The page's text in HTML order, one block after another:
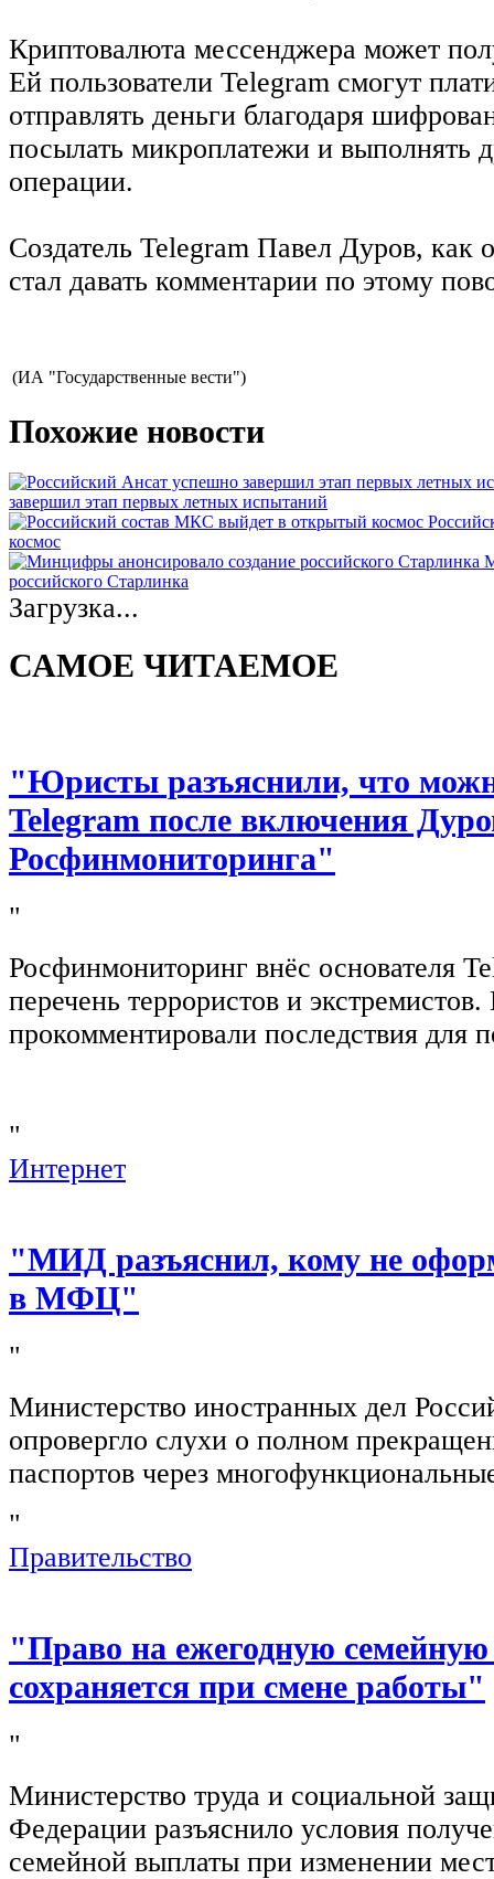
Криптовалюта мессенджера может
Ей пользователи Telegram смогут
отправлять деньги благодаря
посылать микроплатежи и выполнять
операции.
Создатель Telegram Павел Дуров, как
стал давать комментарии по этому
(ИА "Государственные вести")
Похожие новости
завершил этап первых летных испытаний
космос
российского Старлинка
Загрузка...
САМОЕ ЧИТАЕМОЕ
"Юристы разъяснили, что
Telegram после включения
Росфинмониторинга"
"
Росфинмониторинг внёс основателя
перечень террористов и
прокомментировали последствия для
"
Интернет
"МИД разъяснил, кому не
в МФЦ"
"
Министерство иностранных дел
опровергло слухи о полном
паспортов через
"
Правительство
"Право на ежегодную
сохраняется при смене работы"
"
Министерство труда и социальной
Федерации разъяснило условия
семейной выплаты при изменении